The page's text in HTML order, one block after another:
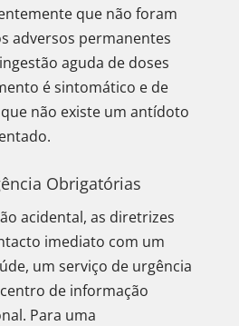
que não foram
adversos permanentes
aguda de doses
é sintomático e de
não existe um antídoto
Obrigatórias
acidental, as diretrizes
imediato com um
um serviço de urgência
de informação
Para uma